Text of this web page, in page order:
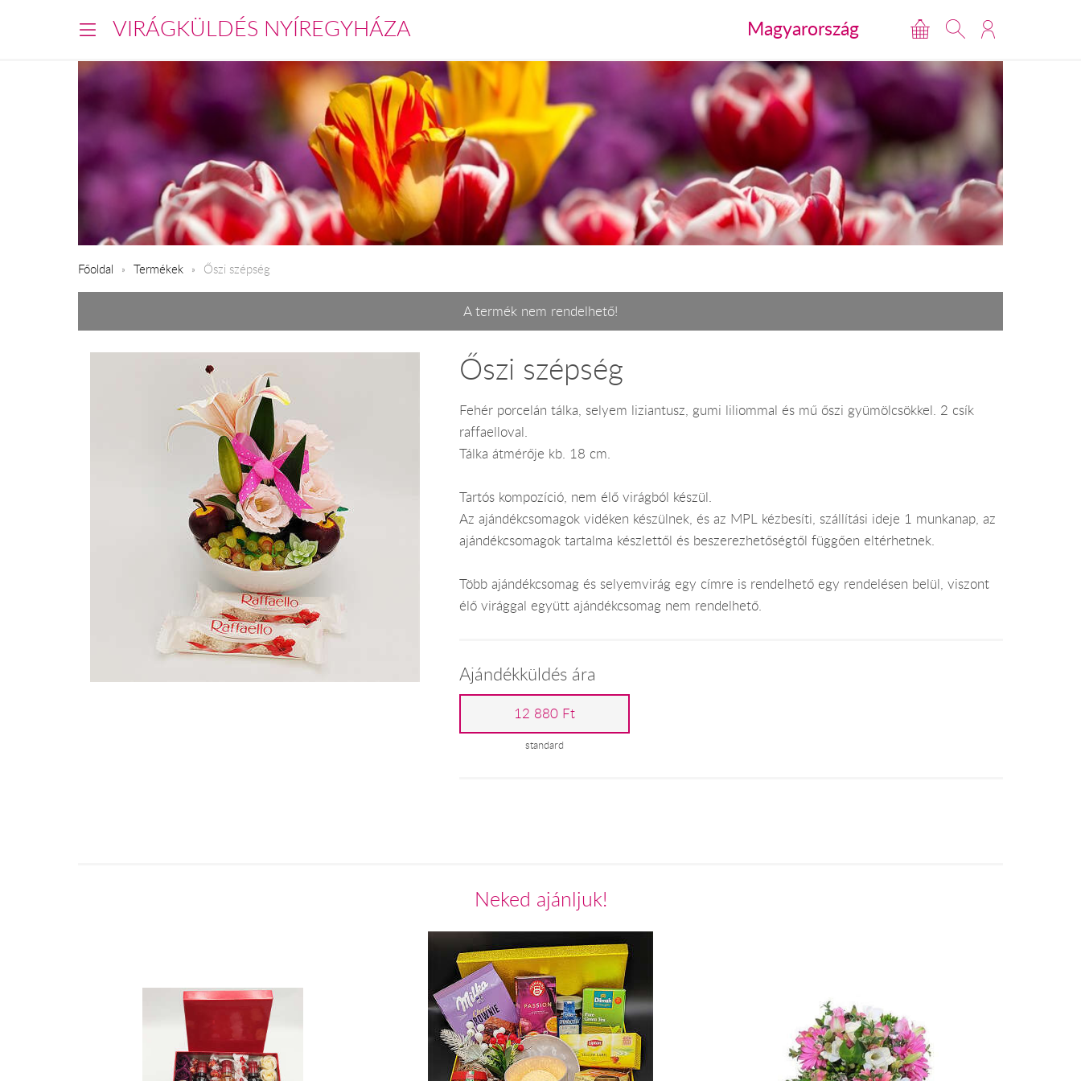
VIRÁGKÜLDÉS NYÍREGYHÁZA Magyarország
Főoldal Termékek Őszi szépség
A termék nem rendelhető!
Őszi szépség
Fehér porcelán tálka, selyem liziantusz, gumi liliommal és mű őszi gyümölcsökkel. 2 csík
raffaelloval.
Tálka átmérője kb. 18 cm.
Tartós kompozíció, nem élő virágból készül.
Az ajándékcsomagok vidéken készülnek, és az MPL kézbesíti, szállítási ideje 1 munkanap, az
ajándékcsomagok tartalma készlettől és beszerezhetőségtől függően eltérhetnek.
Több ajándékcsomag és selyemvirág egy címre is rendelhető egy rendelésen belül, viszont
élő virággal együtt ajándékcsomag nem rendelhető.
Ajándékküldés ára
12 880 Ft
standard
Neked ajánljuk!